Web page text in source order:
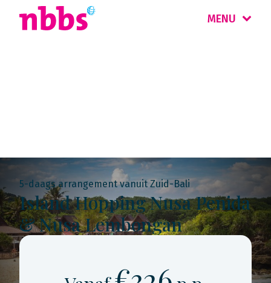
MENU
5-daags arrangement vanuit Zuid-Bali
Island Hopping Nusa Penida
& Nusa Lembongan